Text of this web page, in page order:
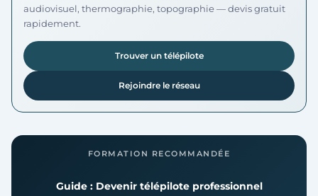
audiovisuel, thermographie, topographie — devis gratuit
rapidement.
Trouver un télépilote
Rejoindre le réseau
FORMATION RECOMMANDÉE
Guide : Devenir télépilote professionnel